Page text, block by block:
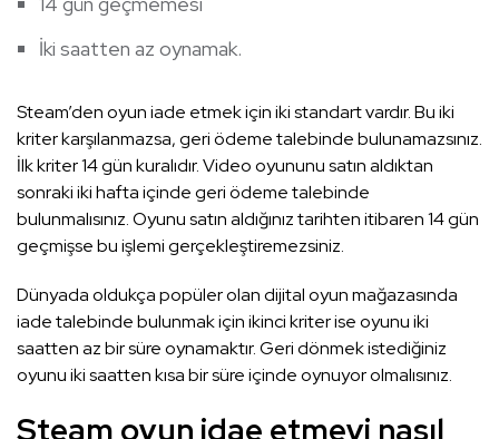
İki saatten az oynamak.
Steam’den oyun iade etmek için iki standart vardır. Bu iki
kriter karşılanmazsa, geri ödeme talebinde bulunamazsınız.
İlk kriter 14 gün kuralıdır. Video oyununu satın aldıktan
sonraki iki hafta içinde geri ödeme talebinde
bulunmalısınız. Oyunu satın aldığınız tarihten itibaren 14 gün
geçmişse bu işlemi gerçekleştiremezsiniz.
Dünyada oldukça popüler olan dijital oyun mağazasında
iade talebinde bulunmak için ikinci kriter ise oyunu iki
saatten az bir süre oynamaktır. Geri dönmek istediğiniz
oyunu iki saatten kısa bir süre içinde oynuyor olmalısınız.
Steam oyun idae etmeyi nasıl